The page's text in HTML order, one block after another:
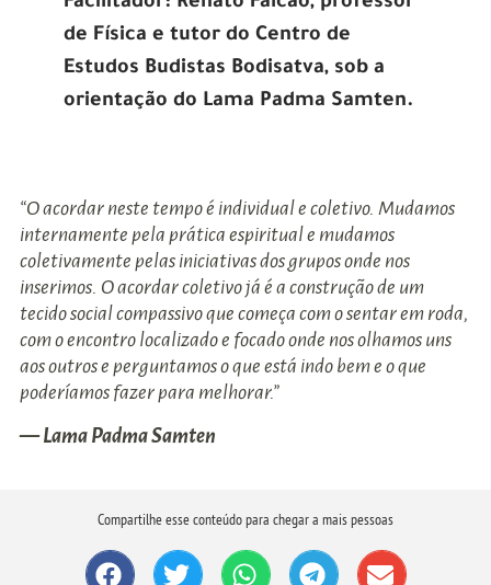
de Física e tutor do Centro de
Estudos Budistas Bodisatva, sob a
orientação do Lama Padma Samten.
“O acordar neste tempo é individual e coletivo. Mudamos
internamente pela prática espiritual e mudamos
coletivamente pelas iniciativas dos grupos onde nos
inserimos. O acordar coletivo já é a construção de um
tecido social compassivo que começa com o sentar em roda,
com o encontro localizado e focado onde nos olhamos uns
aos outros e perguntamos o que está indo bem e o que
poderíamos fazer para melhorar.”
— Lama Padma Samten
Compartilhe esse conteúdo para chegar a mais pessoas